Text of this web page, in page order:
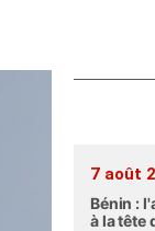
7 août
Bénin :
à la tête